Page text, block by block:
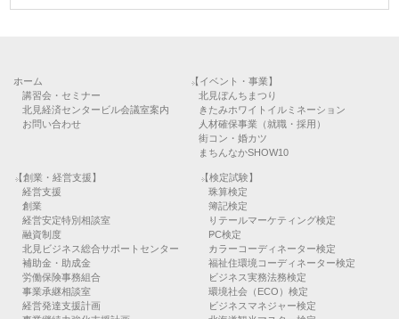
ホーム
講習会・セミナー
北見経済センタービル会議室案内
お問い合わせ
【イベント・事業】
北見ぼんちまつり
きたみホワイトイルミネーション
人材確保事業（就職・採用）
街コン・婚カツ
まちんなかSHOW10
【創業・経営支援】
経営支援
創業
経営安定特別相談室
融資制度
北見ビジネス総合サポートセンター
補助金・助成金
労働保険事務組合
事業承継相談室
経営発達支援計画
【検定試験】
珠算検定
簿記検定
リテールマーケティング検定
PC検定
カラーコーディネーター検定
福祉住環境コーディネーター検定
ビジネス実務法務検定
環境社会（ECO）検定
ビジネスマネジャー検定